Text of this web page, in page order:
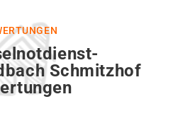
Schmitzhof